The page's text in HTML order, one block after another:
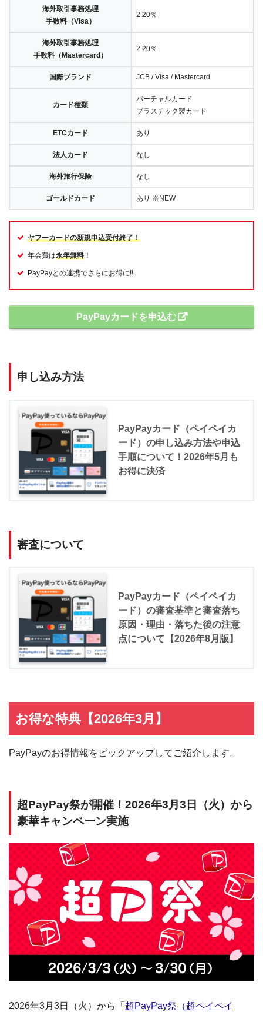
海外取引事務処理
手数料（Visa）
2.20％
海外取引事務処理
手数料（Mastercard）
2.20％
国際ブランド JCB / Visa / Mastercard
カード種類
バーチャルカード
プラスチック製カード
ETCカード あり
法人カード なし
海外旅行保険 なし
ゴールドカード あり ※NEW
ヤフーカードの新規申込受付終了！
年会費は永年無料 ！
PayPayとの連携でさらにお得に!!
PayPayカードを申込む
申し込み方法
PayPayカード（ペイペイカ
ード）の申し込み方法や申込
手順について！2026年5月も
お得に決済
審査について
PayPayカード（ペイペイカ
ード）の審査基準と審査落ち
原因・理由・落ちた後の注意
点について【2026年8月版】
お得な特典【2026年3月】
PayPayのお得情報をピックアップしてご紹介します。
超PayPay祭が開催！2026年3月3日（火）から
豪華キャンペーン実施
2026年3月3日（火）から「 超PayPay祭（超ペイペイ